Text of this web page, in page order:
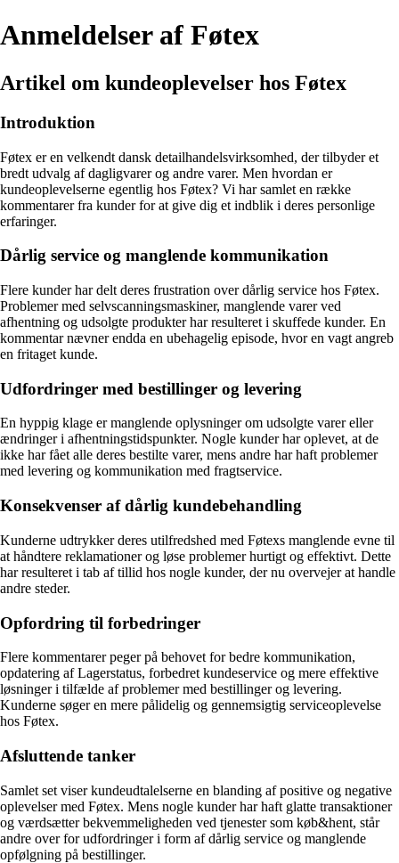
Anmeldelser af Føtex
Artikel om kundeoplevelser hos Føtex
Introduktion
Føtex er en velkendt dansk detailhandelsvirksomhed, der tilbyder et
bredt udvalg af dagligvarer og andre varer. Men hvordan er
kundeoplevelserne egentlig hos Føtex? Vi har samlet en række
kommentarer fra kunder for at give dig et indblik i deres personlige
erfaringer.
Dårlig service og manglende kommunikation
Flere kunder har delt deres frustration over dårlig service hos Føtex.
Problemer med selvscanningsmaskiner, manglende varer ved
afhentning og udsolgte produkter har resulteret i skuffede kunder. En
kommentar nævner endda en ubehagelig episode, hvor en vagt angreb
en fritaget kunde.
Udfordringer med bestillinger og levering
En hyppig klage er manglende oplysninger om udsolgte varer eller
ændringer i afhentningstidspunkter. Nogle kunder har oplevet, at de
ikke har fået alle deres bestilte varer, mens andre har haft problemer
med levering og kommunikation med fragtservice.
Konsekvenser af dårlig kundebehandling
Kunderne udtrykker deres utilfredshed med Føtexs manglende evne til
at håndtere reklamationer og løse problemer hurtigt og effektivt. Dette
har resulteret i tab af tillid hos nogle kunder, der nu overvejer at handle
andre steder.
Opfordring til forbedringer
Flere kommentarer peger på behovet for bedre kommunikation,
opdatering af Lagerstatus, forbedret kundeservice og mere effektive
løsninger i tilfælde af problemer med bestillinger og levering.
Kunderne søger en mere pålidelig og gennemsigtig serviceoplevelse
hos Føtex.
Afsluttende tanker
Samlet set viser kundeudtalelserne en blanding af positive og negative
oplevelser med Føtex. Mens nogle kunder har haft glatte transaktioner
og værdsætter bekvemmeligheden ved tjenester som køb&hent, står
andre over for udfordringer i form af dårlig service og manglende
opfølgning på bestillinger.